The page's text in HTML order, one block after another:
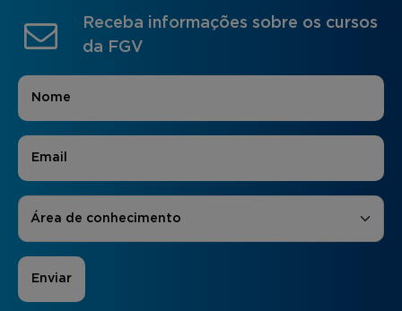
Receba informações sobre os cursos
da FGV
Nome
E-mail
Áreas de Interesse
Área de conhecimento